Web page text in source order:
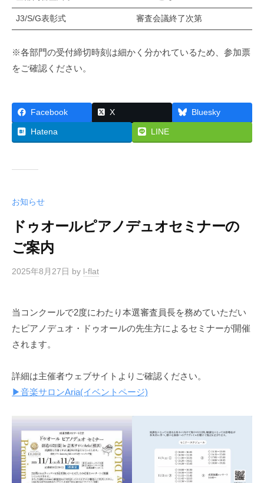
J3/S/G表彰式 審査会議終了次第
※各部門の受付締切時刻は細かく分かれているため、参加票
をご確認ください。
Facebook X Bluesky
Hatena LINE
お知らせ
ドゥオールピアノデュオセミナーの
ご案内
2025年8月27日 by l-flat
当コンクールで2度にわたり本選審査員長を務めていただい
たピアノデュオ・ドゥオールの先生方によるセミナーが開催
されます。
詳細は主催者ウェブサイトよりご確認ください。
▶︎音楽サロンAria(イベントページ)